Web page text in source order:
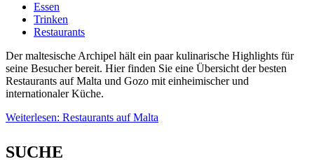
Essen
Trinken
Restaurants
Der maltesische Archipel hält ein paar kulinarische Highlights für
seine Besucher bereit. Hier finden Sie eine Übersicht der besten
Restaurants auf Malta und Gozo mit einheimischer und
internationaler Küche.
Weiterlesen: Restaurants auf Malta
SUCHE